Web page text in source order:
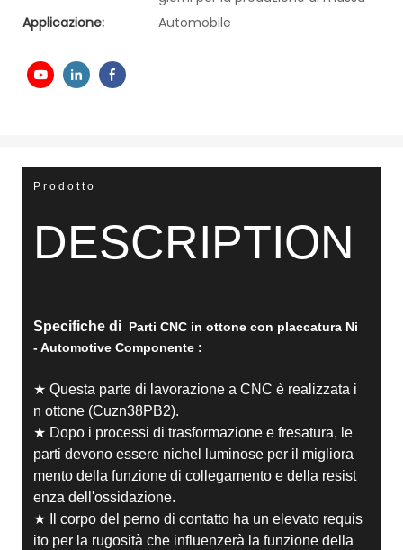
Applicazione:
Automobile
Prodotto
DESCRIPTION
Specifiche di Parti CNC in ottone con placcatura Ni
- Automotive Componente :
★ Questa parte di lavorazione a CNC è realizzata i
n ottone (Cuzn38PB2).
★ Dopo i processi di trasformazione e fresatura, le
parti devono essere nichel luminose per il migliora
mento della funzione di collegamento e della resist
enza dell'ossidazione.
★ Il corpo del perno di contatto ha un elevato requis
ito per la rugosità che influenzerà la funzione della